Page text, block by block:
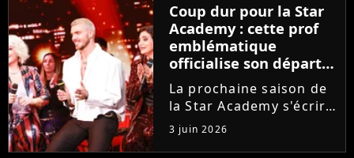
Coup dur pour la Star
Academy : cette prof
emblématique
officialise son départ,
"Ça devenait assez
compliqué"
La prochaine saison de
la Star Academy s'écrira
avec une nouvelle
recrue dans ses rangs.
3 juin 2026